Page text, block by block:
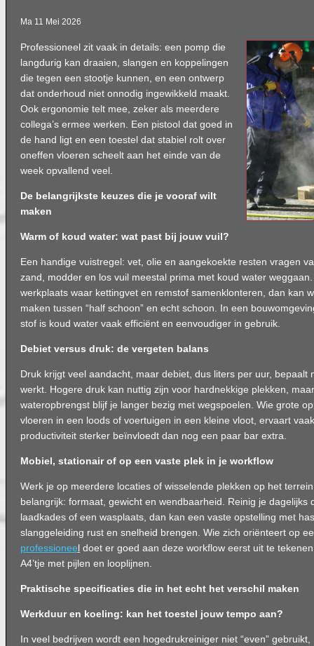
Ma 11 Mei 2026
Professioneel zit vaak in details: een pomp die
langdurig kan draaien, slangen en koppelingen
die tegen een stootje kunnen, en een ontwerp
dat onderhoud niet onnodig ingewikkeld maakt.
Ook ergonomie telt mee, zeker als meerdere
collega’s ermee werken. Een pistool dat goed in
de hand ligt en een toestel dat stabiel rolt over
oneffen vloeren scheelt aan het einde van de
week opvallend veel.
De belangrijkste keuzes die je vooraf wilt
maken
Warm of koud water: wat past bij jouw vuil?
Een handige vuistregel: vet, olie en aangekoekte resten vragen
zand, modder en los vuil meestal prima met koud water
werkplaats waar kettingvet en remstof samenklonteren, dan kan
maken tussen “half schoon” en echt schoon. In een
stof is koud water vaak efficiënt en eenvoudiger in gebruik.
Debiet versus druk: de vergeten balans
Druk krijgt veel aandacht, maar debiet, dus liters per uur, bepaalt
werkt. Hogere druk kan nuttig zijn voor hardnekkige plekken,
wateropbrengst blijf je langer bezig met wegspoelen. Wie grote
vloeren in een loods of voertuigen in een kleine vloot, ervaart
productiviteit sterker beïnvloedt dan nog een paar bar extra.
Mobiel, stationair of op een vaste plek in je workflow
Werk je op meerdere locaties of wisselende plekken op het
belangrijk: formaat, gewicht en wendbaarheid. Reinig je dagelijks
laadkades of een wasplaats, dan kan een vaste opstelling met
slanggeleiding rust en snelheid brengen. Wie zich oriënteert op
professioneel doet er goed aan deze workflow eerst uit te
A4’tje met pijlen en looplijnen.
Praktische specificaties die in het echt het verschil maken
Werkduur en koeling: kan het toestel jouw tempo aan?
In veel bedrijven wordt een hogedrukreiniger niet “even”